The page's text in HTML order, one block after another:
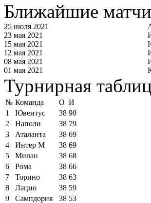
Ближайшие
25 июля 2021
23 мая 2021
15 мая 2021
12 мая 2021
08 мая 2021
01 мая 2021
Турнирная
№ Команда О И
1
Ювентус 38 90
2
Наполи 38 79
3
Аталанта 38 69
4
Интер М 38 69
5
Милан 38 68
6
Рома 38 66
7
Торино 38 63
8
Лацио 38 59
9
Сампдория 38 53